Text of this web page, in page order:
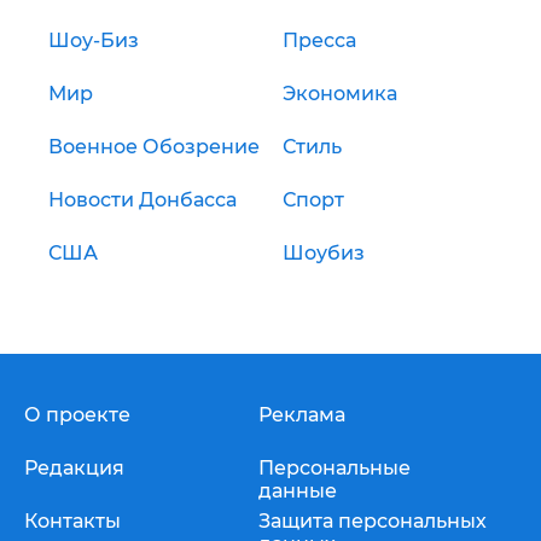
Шоу-Биз Пресса
Мир Экономика
Военное Обозрение Стиль
Новости Донбасса Спорт
США Шоубиз
О проекте
Редакция
Контакты
Реклама
Персональные
данные
Защита персональных